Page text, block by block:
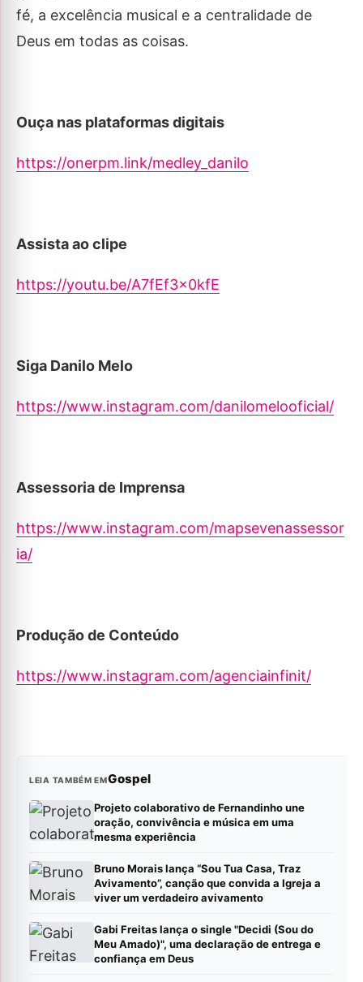
fé, a excelência musical e a centralidade de
Deus em todas as coisas.
Ouça nas plataformas digitais
https://onerpm.link/medley_danilo
Assista ao clipe
https://youtu.be/A7fEf3x0kfE
Siga Danilo Melo
https://www.instagram.com/danilomelooficial/
Assessoria de Imprensa
https://www.instagram.com/mapsevenassessor
ia/
Produção de Conteúdo
https://www.instagram.com/agenciainfinit/
LEIA TAMBÉM EMGospel
Projeto colaborativo de Fernandinho une
oração, convivência e música em uma
mesma experiência
Bruno Morais lança “Sou Tua Casa, Traz
Avivamento”, canção que convida a Igreja a
viver um verdadeiro avivamento
Gabi Freitas lança o single "Decidi (Sou do
Meu Amado)", uma declaração de entrega e
confiança em Deus